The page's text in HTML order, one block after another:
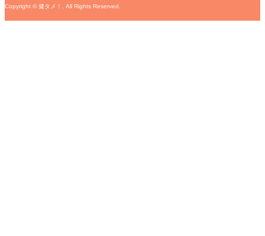
Copyright ©健タメ！. All Rights Reserved.